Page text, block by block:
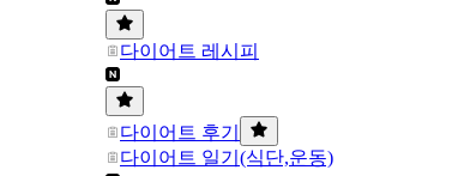
다이어트 레시피
다이어트 후기
다이어트 일기(식단,운동)